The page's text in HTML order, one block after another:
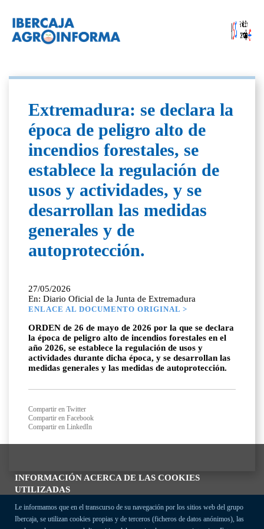
INFORMACIÓN ACERCA DE LAS COOKIES
UTILIZADAS
Le informamos que en el transcurso de su navegación por los sitios web del grupo
Ibercaja, se utilizan cookies propias y de terceros (ficheros de datos anónimos), las
Extremadura: se declara la
época de peligro alto de
incendios forestales, se
establece la regulación de
usos y actividades, y se
desarrollan las medidas
generales y de
autoprotección.
27/05/2026
En: Diario Oficial de la Junta de Extremadura
ENLACE AL DOCUMENTO ORIGINAL >
ORDEN de 26 de mayo de 2026 por la que se declara
la época de peligro alto de incendios forestales en el
año 2026, se establece la regulación de usos y
actividades durante dicha época, y se desarrollan las
medidas generales y las medidas de autoprotección.
Compartir en Twitter
Compartir en Facebook
Compartir en LinkedIn